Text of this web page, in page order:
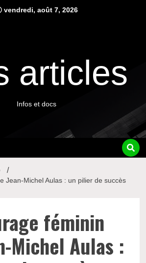
vendredi, août 7, 2026
articles
Infos et docs
Jean-Michel Aulas : un pilier de succès
féminin
Michel Aulas :